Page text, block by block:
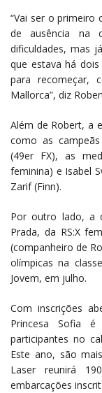
“Vai ser o primeiro
de ausência na
dificuldades, mas
que estava há
para recomeçar,
Mallorca”, diz
Além de Robert, a
como as
(49er FX), as
feminina) e Isabel
Zarif (Finn).
Por outro lado, a
Prada, da RS:X
(companheiro de
olímpicas na
Jovem, em julho.
Com inscrições
Princesa Sofia
participantes no
Este ano, são
Laser reunirá
embarcações